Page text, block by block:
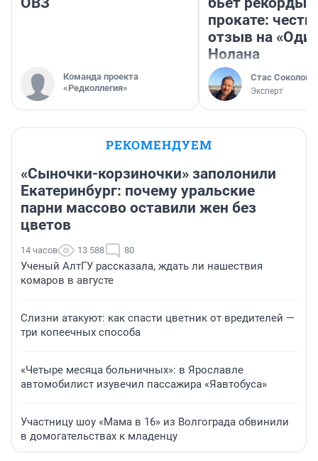
Команда проекта
«Редколлегия»
прокате:
отзыв на
Нолана
Стас Соколов
Эксперт
РЕКОМЕНДУЕМ
«Сыночки-корзиночки» заполонили
Екатеринбург: почему уральские
парни массово оставили жен без
цветов
14 часов 13 588 80
Ученый АлтГУ рассказала, ждать ли нашествия
комаров в августе
Слизни атакуют: как спасти цветник от вредителей —
три копеечных способа
«Четыре месяца больничных»: в Ярославле
автомобилист изувечил пассажира «Яавтобуса»
Участницу шоу «Мама в 16» из Волгограда обвинили
в домогательствах к младенцу